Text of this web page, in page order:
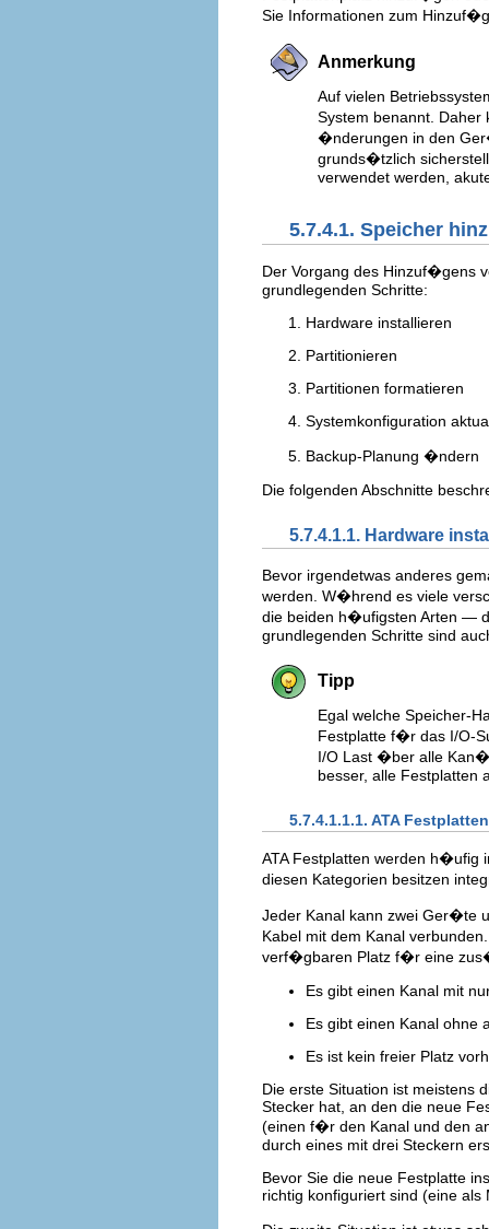
Sie Informationen zum
Anmerkung
Auf vielen
System benannt.
�nderungen in den
grunds�tzlich
verwendet werden,
5.7.4.1. Speicher
Der Vorgang des Hinzuf�gens
grundlegenden Schritte:
Hardware installieren
Partitionieren
Partitionen formatieren
Systemkonfiguration
Backup-Planung �ndern
Die folgenden Abschnitte
5.7.4.1.1. Hardware
Bevor irgendetwas anderes
werden. W�hrend es viele
die beiden h�ufigsten Arten —
grundlegenden Schritte sind
Tipp
Egal welche Speicher-
Festplatte f�r das I/O-
I/O Last �ber alle
besser, alle Festplatten
5.7.4.1.1.1. ATA
ATA Festplatten werden h�ufig
diesen Kategorien besitzen
Jeder Kanal kann zwei Ger�te
Kabel mit dem Kanal
verf�gbaren Platz f�r eine
Es gibt einen Kanal mit
Es gibt einen Kanal ohne
Es ist kein freier Platz
Die erste Situation ist meistens
Stecker hat, an den die neue
(einen f�r den Kanal und den
durch eines mit drei Steckern
Bevor Sie die neue Festplatte
richtig konfiguriert sind (eine als